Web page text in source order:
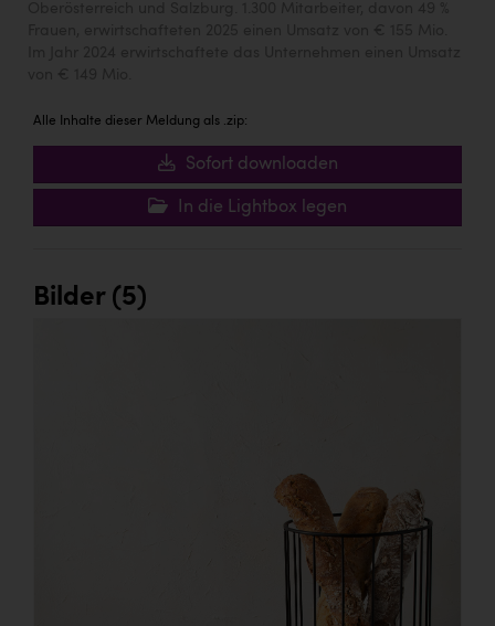
Alle Inhalte dieser Meldung als .zip:
Sofort downloaden
In die Lightbox legen
Bilder (5)